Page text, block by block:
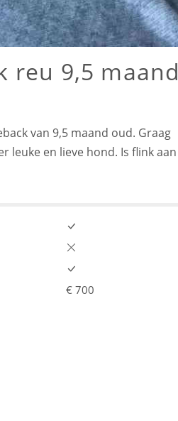
reu 9,5 maand
van 9,5 maand oud. Graag
leuke en lieve hond. Is flink aan
€ 700